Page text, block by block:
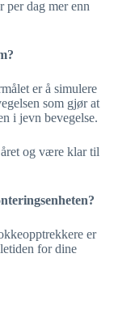
per dag mer enn
er å simulere
som gjør at
i jevn bevegelse.
og være klar til
er
for dine